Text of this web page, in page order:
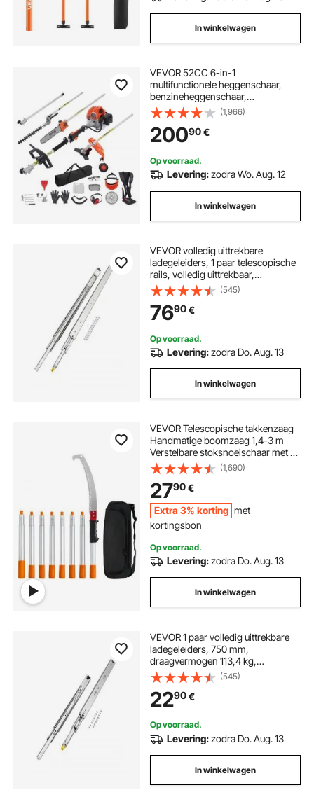
In winkelwagen
VEVOR 52CC 6-in-1
multifunctionele heggenschaar,
benzineheggenschaar,
onkruidverdelger, draadtrimmer,
bosmaaier, kantenmaaier,
stoksnoeischaar, kettingzaag,
snoeizaag met verlengstok
(1,966)
20090€
Op voorraad.
Levering:zodra Wo. Aug. 12
In winkelwagen
VEVOR volledig uittrekbare
ladegeleiders, 1 paar telescopische
rails, volledig uittrekbaar,
ladegeleider van 1524 mm,
draagvermogen van 226,8 kg,
zijdelings gemonteerde schuifrail
met kogellagers en vergrendeling
(545)
7690€
Op voorraad.
Levering:zodra Do. Aug. 13
In winkelwagen
VEVOR Telescopische takkenzaag
Handmatige boomzaag 1,4-3 m
Verstelbare stoksnoeischaar met 8
stangen Snoeischaar Telescopisch
blad van koolstofstaal Bereik tot
298 cm voor het snoeien van
takken, struiken en stammen
(1,690)
2790€
Extra 3% korting met
kortingsbon
Op voorraad.
Levering:zodra Do. Aug. 13
In winkelwagen
VEVOR 1 paar volledig uittrekbare
ladegeleiders, 750 mm,
draagvermogen 113,4 kg,
ladegeleiders, kogelgelagerd met
slot, zijdelings gemonteerde
telescopische geleiders, ideaal voor
kasten, industriële lades
(545)
2290€
Op voorraad.
Levering:zodra Do. Aug. 13
In winkelwagen